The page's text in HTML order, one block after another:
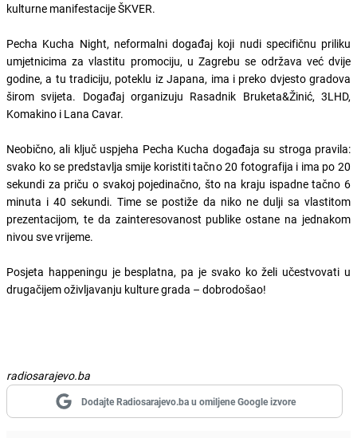
kulturne manifestacije ŠKVER.
Pecha Kucha Night, neformalni događaj koji nudi specifičnu priliku
umjetnicima za vlastitu promociju, u Zagrebu se održava već dvije
godine, a tu tradiciju, poteklu iz Japana, ima i preko dvjesto gradova
širom svijeta. Događaj organizuju Rasadnik Bruketa&Žinić, 3LHD,
Komakino i Lana Cavar.
Neobično, ali ključ uspjeha Pecha Kucha događaja su stroga pravila:
svako ko se predstavlja smije koristiti tačno 20 fotografija i ima po 20
sekundi za priču o svakoj pojedinačno, što na kraju ispadne tačno 6
minuta i 40 sekundi. Time se postiže da niko ne dulji sa vlastitom
prezentacijom, te da zainteresovanost publike ostane na jednakom
nivou sve vrijeme.
Posjeta happeningu je besplatna, pa je svako ko želi učestvovati u
drugačijem oživljavanju kulture grada – dobrodošao!
radiosarajevo.ba
Dodajte Radiosarajevo.ba u omiljene Google izvore